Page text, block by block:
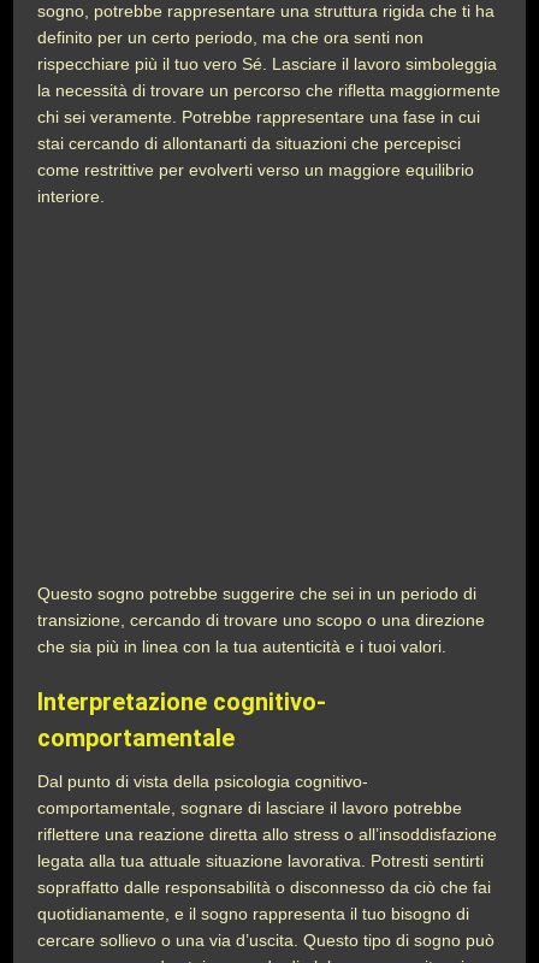
sogno, potrebbe rappresentare una struttura rigida che ti ha
definito per un certo periodo, ma che ora senti non
rispecchiare più il tuo vero Sé. Lasciare il lavoro simboleggia
la necessità di trovare un percorso che rifletta maggiormente
chi sei veramente. Potrebbe rappresentare una fase in cui
stai cercando di allontanarti da situazioni che percepisci
come restrittive per evolverti verso un maggiore equilibrio
interiore.
Questo sogno potrebbe suggerire che sei in un periodo di
transizione, cercando di trovare uno scopo o una direzione
che sia più in linea con la tua autenticità e i tuoi valori.
Interpretazione cognitivo-
comportamentale
Dal punto di vista della psicologia cognitivo-
comportamentale, sognare di lasciare il lavoro potrebbe
riflettere una reazione diretta allo stress o all’insoddisfazione
legata alla tua attuale situazione lavorativa. Potresti sentirti
sopraffatto dalle responsabilità o disconnesso da ciò che fai
quotidianamente, e il sogno rappresenta il tuo bisogno di
cercare sollievo o una via d’uscita. Questo tipo di sogno può